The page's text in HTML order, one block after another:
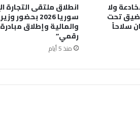
ولا
تحت
سلاحاً
انطلاق ملتقى التجارة
سوريا 2026
رقمي”
منذ 5 أيام